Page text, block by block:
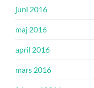
juni 2016
maj 2016
april 2016
mars 2016